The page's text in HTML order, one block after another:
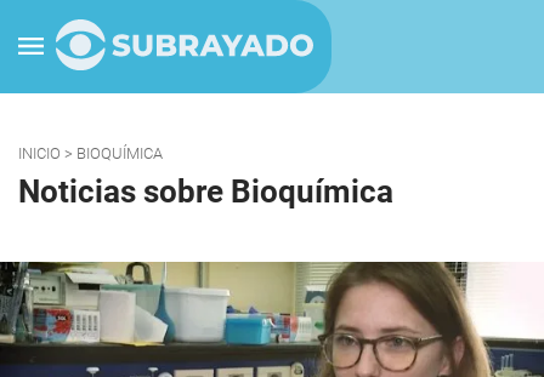
INICIO > BIOQUÍMICA
Noticias sobre Bioquímica